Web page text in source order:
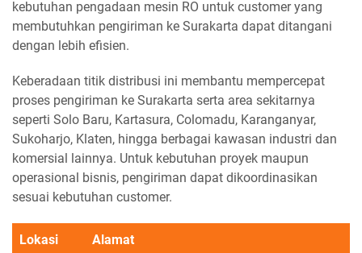
kebutuhan pengadaan mesin RO untuk customer yang
membutuhkan pengiriman ke Surakarta dapat ditangani
dengan lebih efisien.
Keberadaan titik distribusi ini membantu mempercepat
proses pengiriman ke Surakarta serta area sekitarnya
seperti Solo Baru, Kartasura, Colomadu, Karanganyar,
Sukoharjo, Klaten, hingga berbagai kawasan industri dan
komersial lainnya. Untuk kebutuhan proyek maupun
operasional bisnis, pengiriman dapat dikoordinasikan
sesuai kebutuhan customer.
Lokasi Alamat